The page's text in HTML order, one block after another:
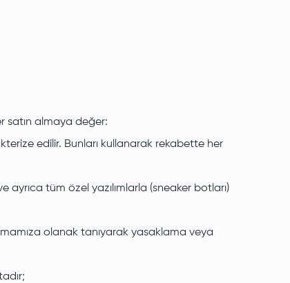
satın almaya değer:
edilir. Bunları kullanarak rekabette her
tüm özel yazılımlarla (sneaker botları)
olanak tanıyarak yasaklama veya